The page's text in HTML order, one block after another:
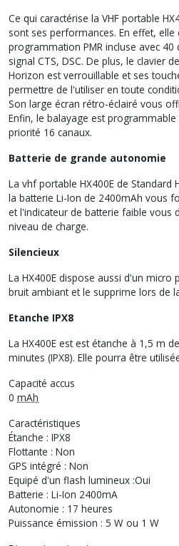
Ce qui caractérise la VHF portable
sont ses performances. En effet, elle
programmation PMR incluse avec
signal CTS, DSC. De plus, le clavier
Horizon est verrouillable et ses
permettre de l'utiliser en toute
Son large écran rétro-éclairé vous
Enfin, le balayage est
priorité 16 canaux.
Batterie de grande autonomie
La vhf portable HX400E de Standard
la batterie Li-Ion de 2400mAh vous
et l'indicateur de batterie faible vous
niveau de charge.
Silencieux
La HX400E dispose aussi d'un micro
bruit ambiant et le supprime lors de
Etanche IPX8
La HX400E est est étanche à 1,5 m
minutes (IPX8). Elle pourra être
Capacité accus
0 mAh
Caractéristiques
Étanche : IPX8
Flottante : Non
GPS intégré : Non
Equipé d'un flash lumineux :Oui
Batterie : Li-Ion 2400mA
Autonomie : 17 heures
Puissance émission : 5 W ou 1 W